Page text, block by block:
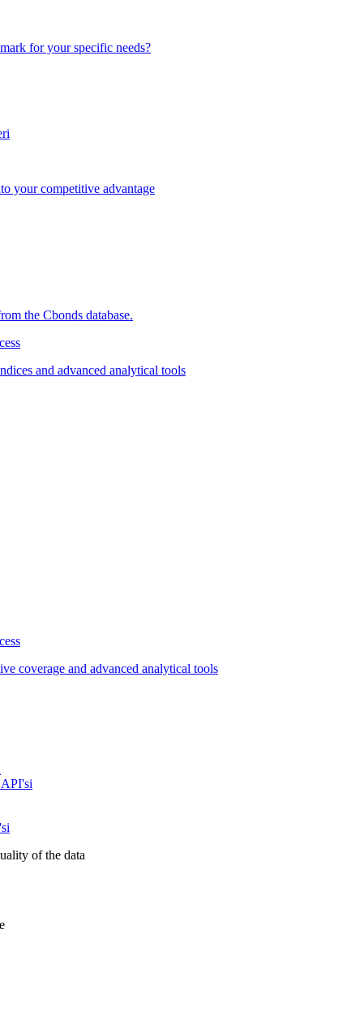
for your specific needs?
your competitive advantage
the Cbonds database.
and advanced analytical tools
coverage and advanced analytical tools
API'si
of the data